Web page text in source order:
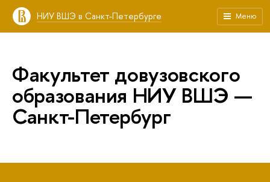
НИУ ВШЭ в Санкт-Петербурге Меню
Факультет довузовского
образования НИУ ВШЭ —
Санкт-Петербург